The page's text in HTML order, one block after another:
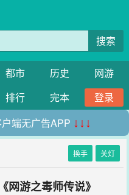
搜索
都市 历史
网游
排行 完本
登录
端无广告APP ↓↓↓
换手 关灯
网游之毒师传说》